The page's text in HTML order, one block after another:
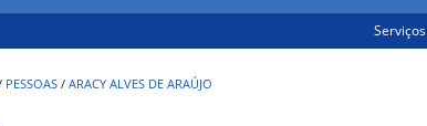
Serviços
PESSOAS / ARACY ALVES DE ARAÚJO